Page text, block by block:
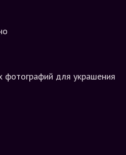
фотографий для украшения